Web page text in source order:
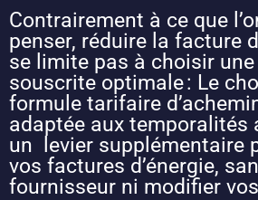
Contrairement à ce que
penser, réduire la facture
se limite pas à choisir
souscrite optimale : Le
formule tarifaire
adaptée aux temporalités
un levier supplémentaire
vos factures d’énergie,
fournisseur ni modifier